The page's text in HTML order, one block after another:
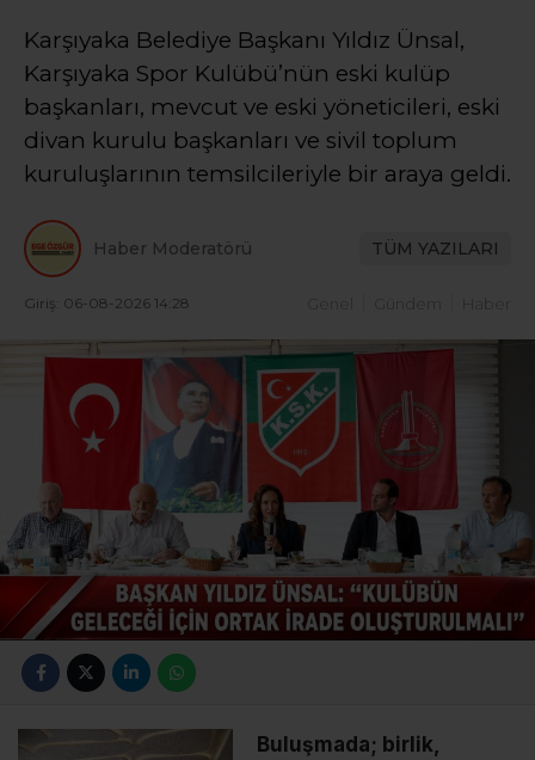
Karşıyaka Belediye Başkanı Yıldız Ünsal,
Karşıyaka Spor Kulübü’nün eski kulüp
başkanları, mevcut ve eski yöneticileri, eski
divan kurulu başkanları ve sivil toplum
kuruluşlarının temsilcileriyle bir araya geldi.
Haber Moderatörü TÜM YAZILARI
Giriş: 06-08-2026 14:28 Gündem Haber
Buluşmada; birlik,